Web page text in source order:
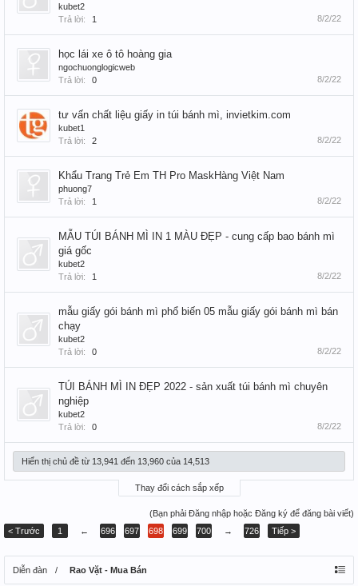
kubet2
Trả lời:
1 8/2/22
học lái xe ô tô hoàng gia
ngochuonglogicweb
Trả lời:
0 8/2/22
tư vấn chất liệu giấy in túi bánh mì, invietkim.com
kubet1
Trả lời:
2 8/2/22
Khẩu Trang Trẻ Em TH Pro MaskHàng Việt Nam
phuong7
Trả lời:
1 8/2/22
MẪU TÚI BÁNH MÌ IN 1 MÀU ĐẸP - cung cấp bao bánh mì
giá gốc
kubet2
Trả lời:
1 8/2/22
mẫu giấy gói bánh mì phổ biến 05 mẫu giấy gói bánh mì bán
chạy
kubet2
Trả lời:
0 8/2/22
TÚI BÁNH MÌ IN ĐẸP 2022 - sản xuất túi bánh mì chuyên
nghiệp
kubet2
Trả lời:
0 8/2/22
Hiển thị chủ đề từ 13,941 đến 13,960 của 14,513
Thay đổi cách sắp xếp
(Bạn phải Đăng nhập hoặc Đăng ký để đăng bài viết)
< Trước
1 ← 696 697 698 699 700 → 726 Tiếp >
Diễn đàn Rao Vặt - Mua Bán